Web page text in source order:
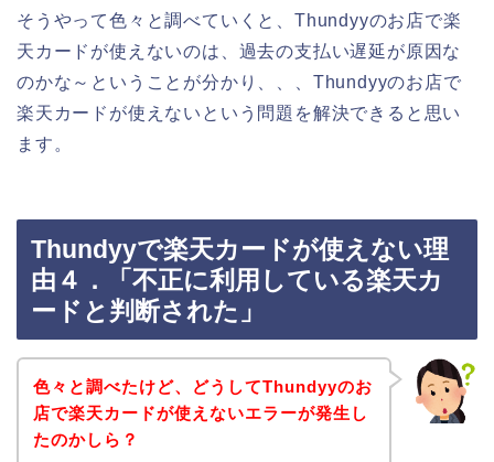
そうやって色々と調べていくと、Thundyyのお店で楽
天カードが使えないのは、過去の支払い遅延が原因な
のかな～ということが分かり、、、Thundyyのお店で
楽天カードが使えないという問題を解決できると思い
ます。
Thundyyで楽天カードが使えない理
由４．「不正に利用している楽天カ
ードと判断された」
色々と調べたけど、どうしてThundyyのお
店で楽天カードが使えないエラーが発生し
たのかしら？